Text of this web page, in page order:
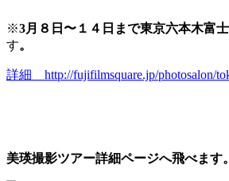
※3月８日〜１４日まで東京六本木富
す。
詳細 http://fujifilmsquare.jp/photosalon/
美瑛撮影ツアー詳細ページへ飛べます